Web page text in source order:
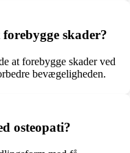
skader?
at forebygge skader ved
bevægeligheden.
osteopati?